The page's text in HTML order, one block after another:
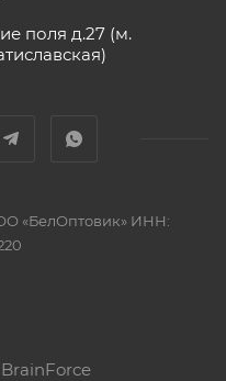
поля д.27 (м.
«БелОптовик» ИНН: